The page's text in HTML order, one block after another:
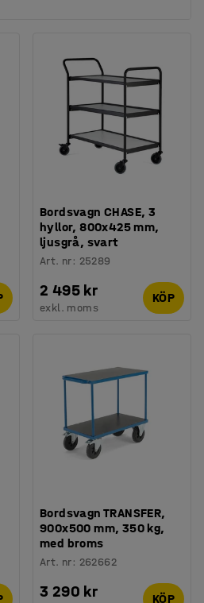
Bordsvagn CHASE, 3
hyllor, 800x425 mm,
ljusgrå, svart
Art. nr: 25289
2 495 kr
exkl. moms
KÖP
Bordsvagn TRANSFER,
900x500 mm, 350 kg,
med broms
Art. nr: 262662
3 290 kr KÖP